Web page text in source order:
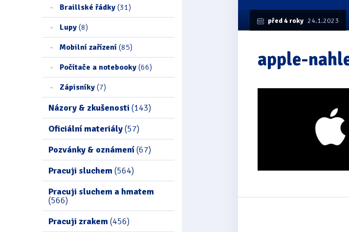
Braillské řádky (31)
Lupy (8)
Mobilní zařízení (85)
Počítače a notebooky (66)
Zápisníky (7)
Názory & zkušenosti (143)
Oficiální materiály(57)
Pozvánky & oznámení(67)
Pracuji sluchem(564)
Pracuji sluchem a hmatem
(566)
Pracuji zrakem(456)
před 4 roky 24.1.2023
apple-